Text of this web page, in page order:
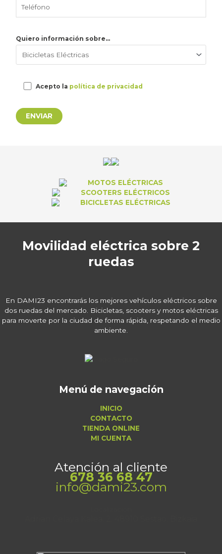
Quiero información sobre...
Acepto la política de privacidad
MOTOS ELÉCTRICAS
SCOOTERS ELÉCTRICOS
BICICLETAS ELÉCTRICAS
Movilidad eléctrica sobre 2
ruedas
En DAMI23 encontrarás los mejores vehículos eléctricos sobre
dos ruedas del mercado. Bicicletas, scooters y motos eléctricas
para moverte por la ciudad de forma rápida, respetando el medio
ambiente.
Menú de navegación
INICIO
CONTACTO
TIENDA ONLINE
MI CUENTA
Atención al cliente
678 36 68 47
info@dami23.com